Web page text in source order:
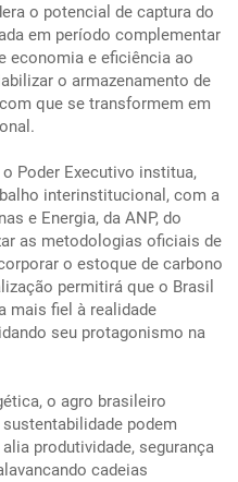
o potencial de captura do
em período complementar
economia e eficiência ao
o armazenamento de
que se transformem em
Poder Executivo institua,
interinstitucional, com a
e Energia, da ANP, do
as metodologias oficiais de
o estoque de carbono
permitirá que o Brasil
mais fiel à realidade
seu protagonismo na
o agro brasileiro
podem
produtividade, segurança
cadeias